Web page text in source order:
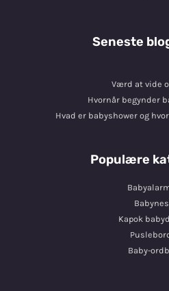
Seneste
Værd at vide
Hvornår begynder
Hvad er babyshower og
Populære
Kapok
Baby-